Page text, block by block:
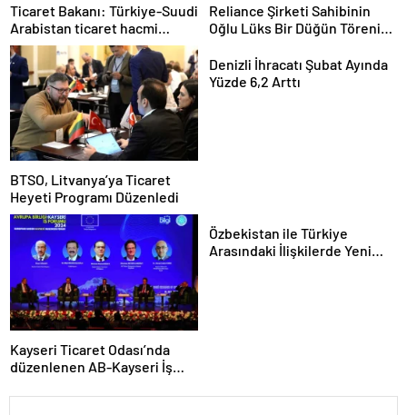
Ticaret Bakanı: Türkiye-Suudi
Arabistan ticaret hacmi
artacak
Reliance Şirketi Sahibinin
Oğlu Lüks Bir Düğün Töreni
BTSO, Litvanya’ya Ticaret
Heyeti Programı Düzenledi
Denizli İhracatı Şubat Ayında
Yüzde 6,2 Arttı
Kayseri Ticaret Odası’nda
düzenlenen AB-Kayseri İş
ve dijitalleşme vurgusu
Özbekistan ile Türkiye
Arasındaki İlişkilerde Yeni